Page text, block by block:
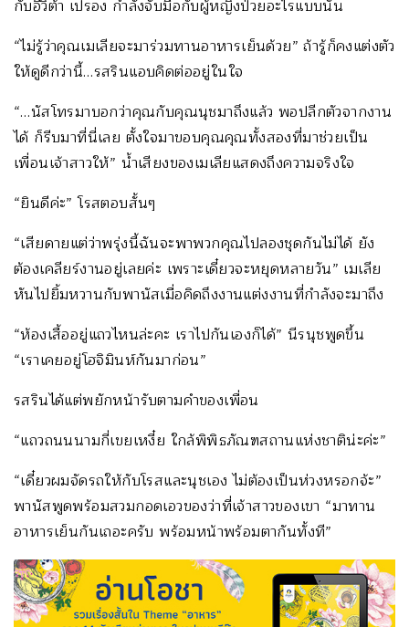
กับอีวิต้า เปรอง กำลังจับมือกับผู้หญิงป่วยอะไรแบบนั้น
“ไม่รู้ว่าคุณเมเลียจะมาร่วมทานอาหารเย็นด้วย” ถ้ารู้ก็คงแต่งตัว
ให้ดูดีกว่านี้…รสรินแอบคิดต่ออยู่ในใจ
“…นัสโทรมาบอกว่าคุณกับคุณนุชมาถึงแล้ว พอปลีกตัวจากงาน
ได้ ก็รีบมาที่นี่เลย ตั้งใจมาขอบคุณคุณทั้งสองที่มาช่วยเป็น
เพื่อนเจ้าสาวให้” น้ำเสียงของเมเลียแสดงถึงความจริงใจ
“ยินดีค่ะ” โรสตอบสั้นๆ
“เสียดายแต่ว่าพรุ่งนี้ฉันจะพาพวกคุณไปลองชุดกันไม่ได้ ยัง
ต้องเคลียร์งานอยู่เลยค่ะ เพราะเดี๋ยวจะหยุดหลายวัน” เมเลีย
หันไปยิ้มหวานกับพานัสเมื่อคิดถึงงานแต่งงานที่กำลังจะมาถึง
“ห้องเสื้ออยู่แถวไหนล่ะคะ เราไปกันเองก็ได้” นีรนุชพูดขึ้น
“เราเคยอยู่โฮจิมินห์กันมาก่อน”
รสรินได้แต่พยักหน้ารับตามคำของเพื่อน
“แถวถนนนามกี่เขยเหงี๋ย ใกล้พิพิธภัณฑสถานแห่งชาติน่ะค่ะ”
“เดี๋ยวผมจัดรถให้กับโรสและนุชเอง ไม่ต้องเป็นห่วงหรอกจ้ะ”
พานัสพูดพร้อมสวมกอดเอวของว่าที่เจ้าสาวของเขา “มาทาน
อาหารเย็นกันเถอะครับ พร้อมหน้าพร้อมตากันทั้งที”